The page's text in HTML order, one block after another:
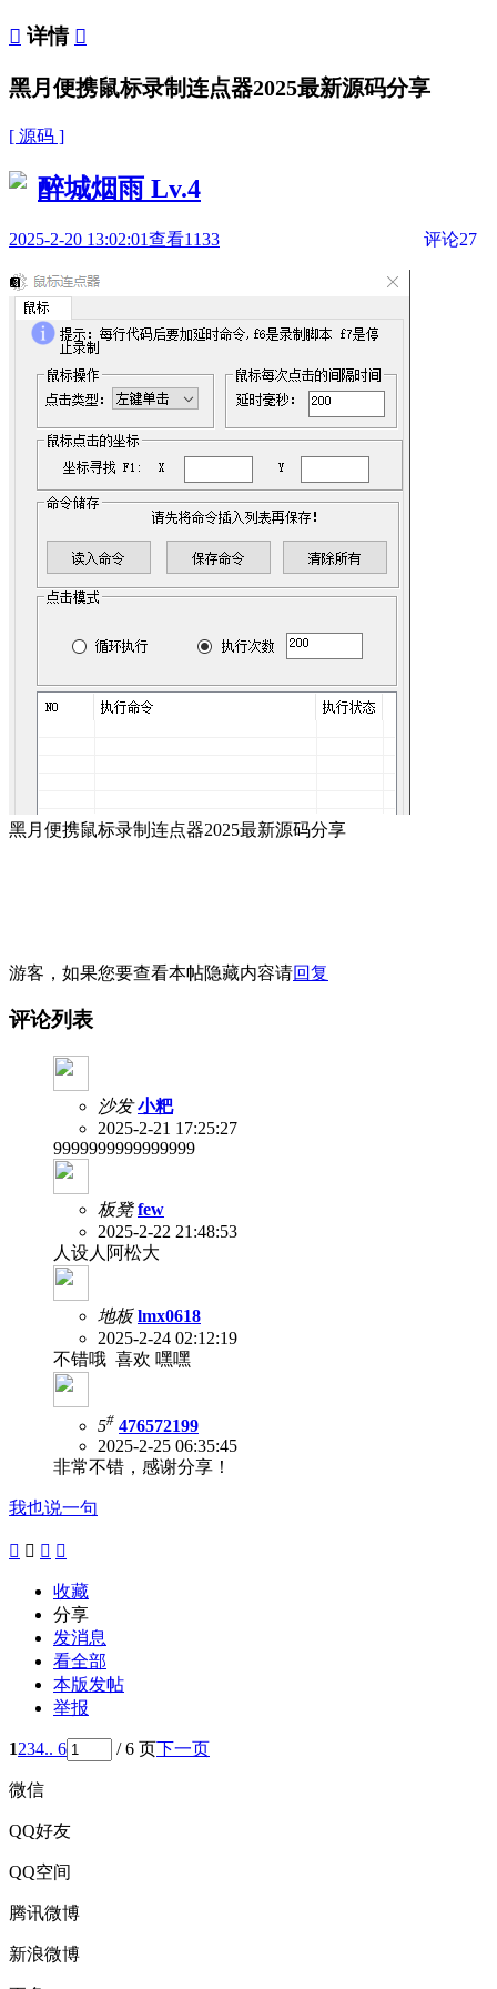
 详情 
黑月便携鼠标录制连点器2025最新源码分享
[ 源码 ]
醉城烟雨 Lv.4
2025-2-20 13:02:01查看1133 评论27
黑月便携鼠标录制连点器2025最新源码分享
游客，如果您要查看本帖隐藏内容请回复
评论列表
沙发 小粑
2025-2-21 17:25:27
9999999999999999
板凳 few
2025-2-22 21:48:53
人设人阿松大
地板 lmx0618
2025-2-24 02:12:19
不错哦 喜欢 嘿嘿
5# 476572199
2025-2-25 06:35:45
非常不错，感谢分享！
我也说一句
   
收藏
分享
发消息
看全部
本版发帖
举报
1234.. 6 / 6 页下一页
微信
QQ好友
QQ空间
腾讯微博
新浪微博